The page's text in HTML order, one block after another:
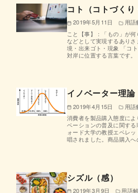
コト（コトづくり
2019年5月11日
用語
こと【事】：「もの」が
などとして実現するあり
境・出来ゴト・現象 「コ
対岸に位置する言葉です
イノベーター理論
2019年4月15日
用語
消費者を製品購入態度に
ベーションの普及に関す
ォード大学の教授エベレ
唱されました。商品購入
シズル（感）
2019年3月9日 用語